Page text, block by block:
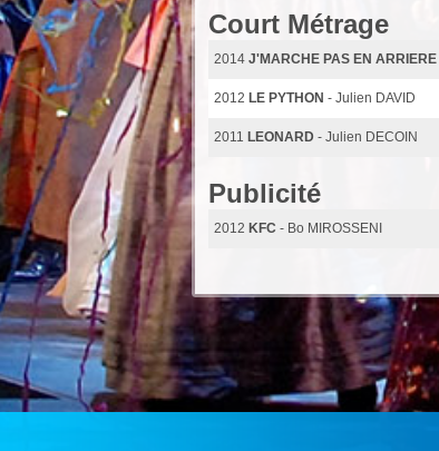
Court Métrage
2014 J'MARCHE PAS EN ARRIERE
2012 LE PYTHON - Julien DAVID
2011 LEONARD - Julien DECOIN
Publicité
2012 KFC - Bo MIROSSENI